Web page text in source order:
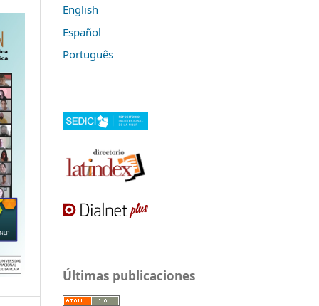
English
Español
Português
Últimas publicaciones